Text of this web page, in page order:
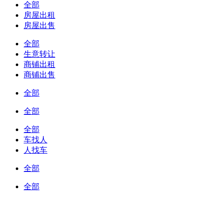
全部
房屋出租
房屋出售
全部
生意转让
商铺出租
商铺出售
全部
全部
全部
车找人
人找车
全部
全部